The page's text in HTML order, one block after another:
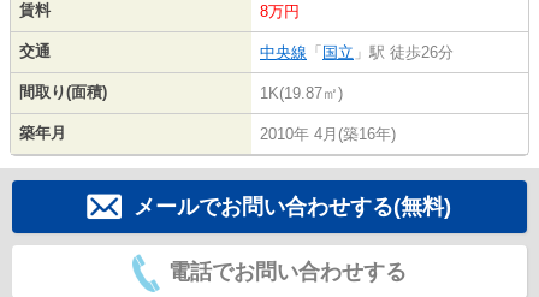
賃料 8万円
交通 中央線 「 国立 」駅 徒歩26分
間取り(面積) 1K(19.87㎡)
築年月 2010年 4月(築16年)
メールでお問い合わせする(無料)
電話でお問い合わせする